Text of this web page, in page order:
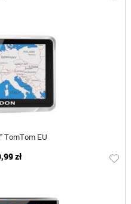
TomTom EU
zł